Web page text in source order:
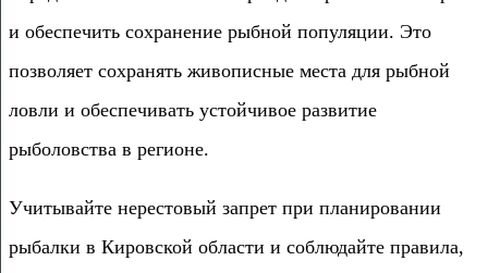
и обеспечить сохранение рыбной популяции. Это
позволяет сохранять живописные места для рыбной
ловли и обеспечивать устойчивое развитие
рыболовства в регионе.
Учитывайте нерестовый запрет при планировании
рыбалки в Кировской области и соблюдайте правила,